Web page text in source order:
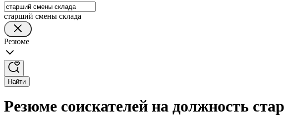
старший смены склада
Резюме
Найти
Резюме соискателей на должность